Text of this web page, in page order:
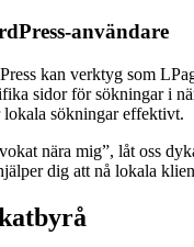
användare
kan verktyg som
sidor för sökningar i
sökningar effektivt.
nära mig”, låt oss
dig att nå lokala